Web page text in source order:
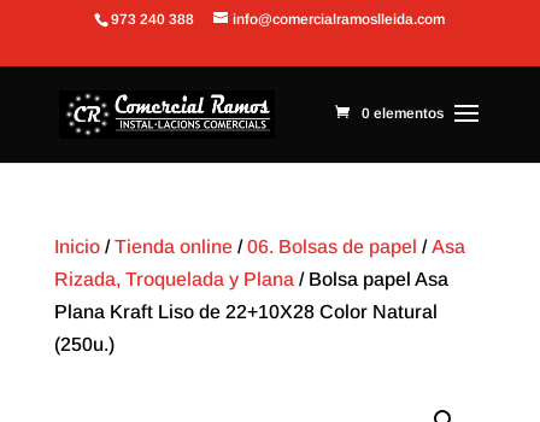
Abrir barra de herramientas
973 240 388 info@comercialramoslleida.com
0 elementos
Inicio/Tienda online/06. Bolsas de papel /Asa
Rizada, Troquelada y Plana / Bolsa papel Asa
Plana Kraft Liso de 22+10X28 Color Natural
(250u.)